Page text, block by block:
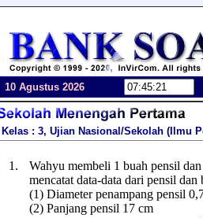
10 Agustus 2026
Kelas : 3, Ujian Nasional/Sekolah (Ilmu
1.
Wahyu membeli 1 buah pensil
mencatat data-data dari pensil
(1) Diameter penampang pensil
(2) Panjang pensil 17 cm